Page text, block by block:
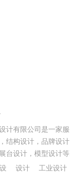
计有限公司是一家
结构设计，品牌设
台设计，模型设计等
设计 工业设计